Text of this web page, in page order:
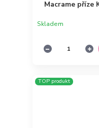
Macrame příze
Skladem
TOP produkt